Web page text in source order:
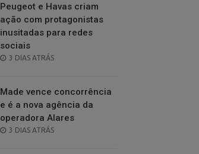
Peugeot e Havas criam
ação com protagonistas
inusitadas para redes
sociais
POSTED
3 DIAS ATRÁS
Made vence concorrência
e é a nova agência da
operadora Alares
POSTED
3 DIAS ATRÁS